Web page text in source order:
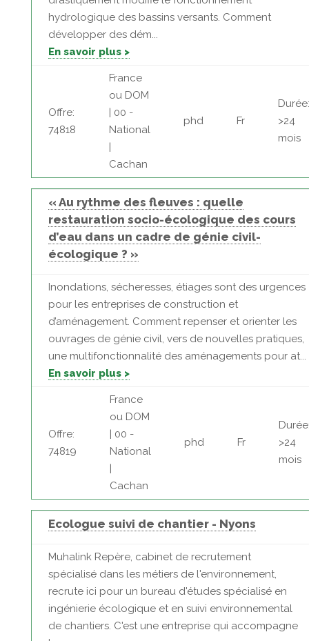
hydrologique des bassins versants. Comment
développer des dém...
En savoir plus >
Offre:
74818
France
ou DOM
| 00 -
National
|
Cachan
phd Fr
Durée:
>24
mois
« Au rythme des fleuves : quelle
restauration socio-écologique des cours
d’eau dans un cadre de génie civil-
écologique ? »
Inondations, sécheresses, étiages sont des urgences
pour les entreprises de construction et
d’aménagement. Comment repenser et orienter les
ouvrages de génie civil, vers de nouvelles pratiques,
une multifonctionnalité des aménagements pour at...
En savoir plus >
Offre:
74819
France
ou DOM
| 00 -
National
|
Cachan
phd Fr
>24
mois
Ecologue suivi de chantier - Nyons
Muhalink Repère, cabinet de recrutement
spécialisé dans les métiers de l'environnement,
recrute ici pour un bureau d'études spécialisé en
ingénierie écologique et en suivi environnemental
de chantiers. C'est une entreprise qui accompagne